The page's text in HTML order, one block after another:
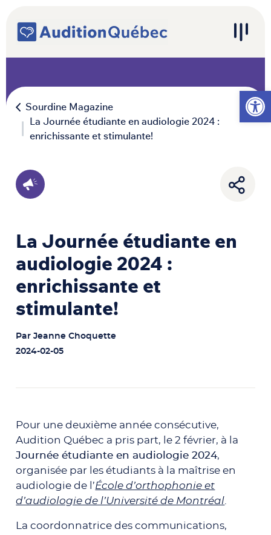
Ouvrir
Navigation principale
Sourdine Magazine
La Journée étudiante en audiologie 2024 :
enrichissante et stimulante!
La Journée étudiante en
audiologie 2024 :
enrichissante et
stimulante!
ParJeanne Choquette
2024-02-05
Pour une deuxième année consécutive,
Audition Québec a pris part, le 2 février, à la
Journée étudiante en audiologie 2024,
organisée par les étudiants à la maîtrise en
audiologie de l’École d’orthophonie et
d’audiologie de l’Université de Montréal
La coordonnatrice des communications,